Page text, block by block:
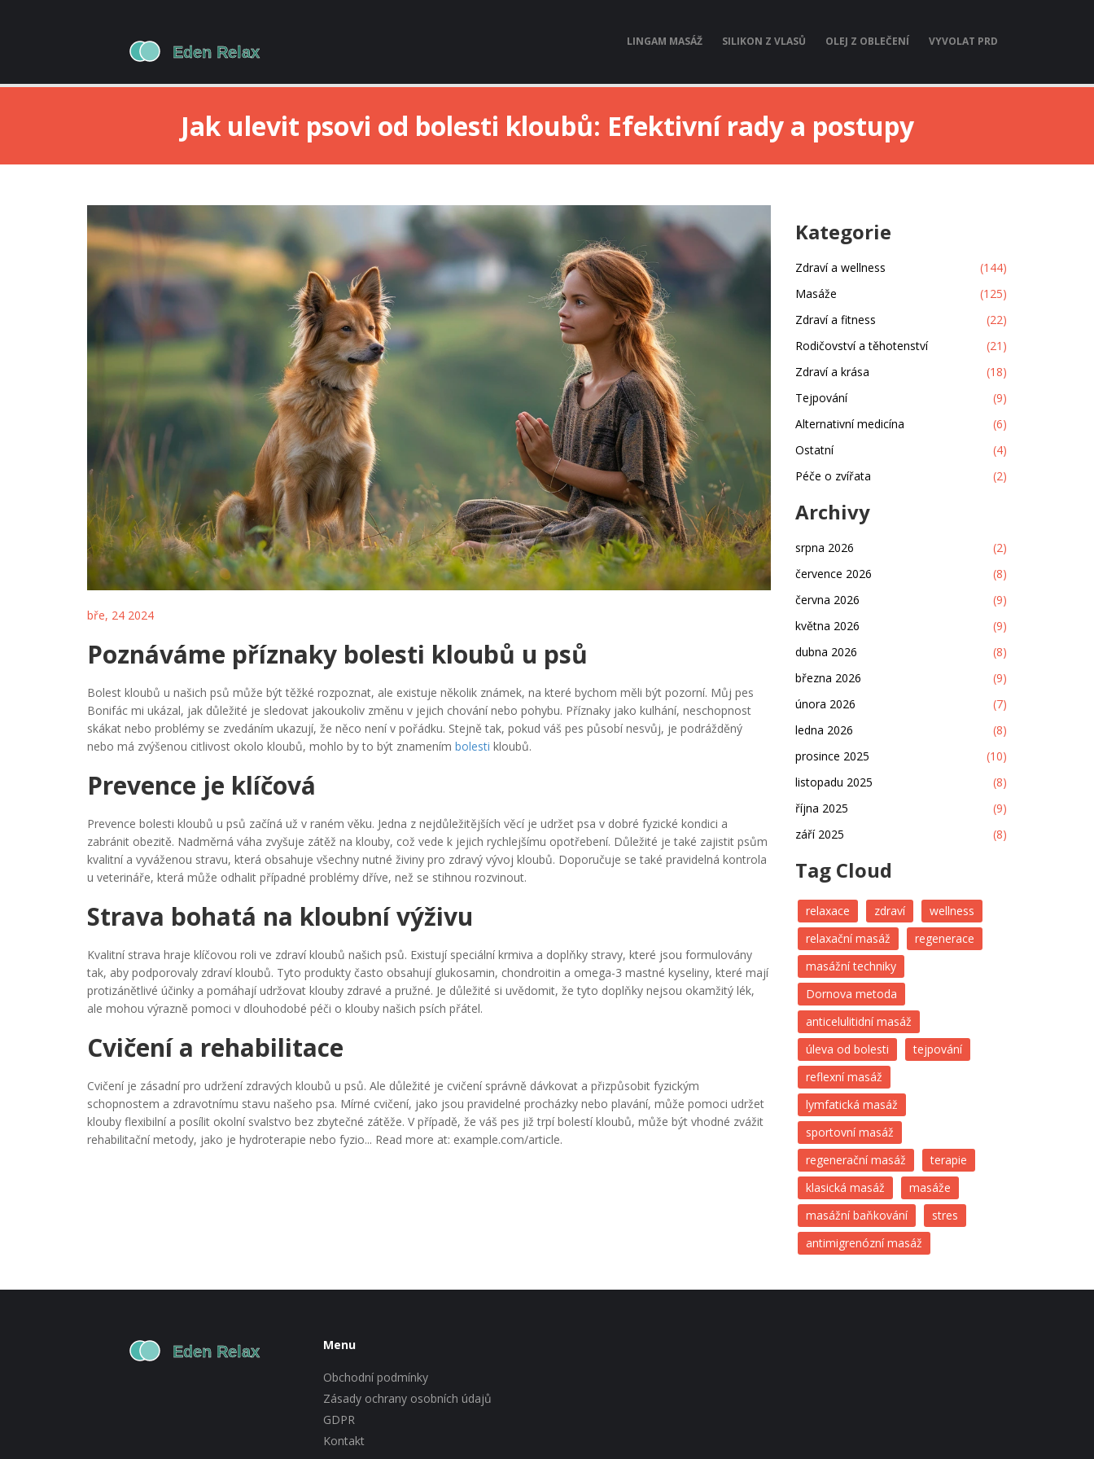
LINGAM MASÁŽ SILIKON Z VLASŮ OLEJ Z OBLEČENÍ VYVOLAT PRD
Jak ulevit psovi od bolesti kloubů: Efektivní rady a postupy
bře, 24 2024
Poznáváme příznaky bolesti kloubů u psů
Bolest kloubů u našich psů může být těžké rozpoznat, ale existuje několik známek, na které bychom měli být pozorní. Můj pes
Bonifác mi ukázal, jak důležité je sledovat jakoukoliv změnu v jejich chování nebo pohybu. Příznaky jako kulhání, neschopnost
skákat nebo problémy se zvedáním ukazují, že něco není v pořádku. Stejně tak, pokud váš pes působí nesvůj, je podrážděný
nebo má zvýšenou citlivost okolo kloubů, mohlo by to být znamením bolesti kloubů.
Prevence je klíčová
Prevence bolesti kloubů u psů začíná už v raném věku. Jedna z nejdůležitějších věcí je udržet psa v dobré fyzické kondici a
zabránit obezitě. Nadměrná váha zvyšuje zátěž na klouby, což vede k jejich rychlejšímu opotřebení. Důležité je také zajistit psům
kvalitní a vyváženou stravu, která obsahuje všechny nutné živiny pro zdravý vývoj kloubů. Doporučuje se také pravidelná kontrola
u veterináře, která může odhalit případné problémy dříve, než se stihnou rozvinout.
Strava bohatá na kloubní výživu
Kvalitní strava hraje klíčovou roli ve zdraví kloubů našich psů. Existují speciální krmiva a doplňky stravy, které jsou formulovány
tak, aby podporovaly zdraví kloubů. Tyto produkty často obsahují glukosamin, chondroitin a omega-3 mastné kyseliny, které mají
protizánětlivé účinky a pomáhají udržovat klouby zdravé a pružné. Je důležité si uvědomit, že tyto doplňky nejsou okamžitý lék,
ale mohou výrazně pomoci v dlouhodobé péči o klouby našich psích přátel.
Cvičení a rehabilitace
Cvičení je zásadní pro udržení zdravých kloubů u psů. Ale důležité je cvičení správně dávkovat a přizpůsobit fyzickým
schopnostem a zdravotnímu stavu našeho psa. Mírné cvičení, jako jsou pravidelné procházky nebo plavání, může pomoci udržet
klouby flexibilní a posílit okolní svalstvo bez zbytečné zátěže. V případě, že váš pes již trpí bolestí kloubů, může být vhodné zvážit
rehabilitační metody, jako je hydroterapie nebo fyzio... Read more at: example.com/article.
Kategorie
Zdraví a wellness
(144)
Masáže
(125)
Zdraví a fitness
(22)
Rodičovství a těhotenství
(21)
Zdraví a krása
(18)
Tejpování
(9)
Alternativní medicína
(6)
Ostatní
(4)
Péče o zvířata
(2)
Archivy
srpna 2026
(2)
července 2026
(8)
června 2026
(9)
května 2026
(9)
dubna 2026
(8)
března 2026
(9)
února 2026
(7)
ledna 2026
(8)
prosince 2025
(10)
listopadu 2025
(8)
října 2025
(9)
září 2025
(8)
Tag Cloud
relaxace zdraví
wellness
relaxační masáž
regenerace
masážní techniky
Dornova metoda
anticelulitidní masáž
úleva od bolesti
tejpování
reflexní masáž
lymfatická masáž
sportovní masáž
regenerační masáž
terapie
klasická masáž
masáže
masážní baňkování
stres
antimigrenózní masáž
Menu
Obchodní podmínky
Zásady ochrany osobních údajů
GDPR
Kontakt